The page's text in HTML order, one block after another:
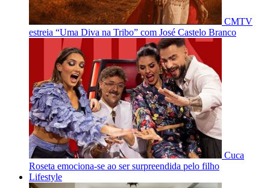
CMTV
estreia “Uma Diva na Tribo” com José Castelo Branco
Cuca
Roseta emociona-se ao ser surpreendida pelo filho
Lifestyle